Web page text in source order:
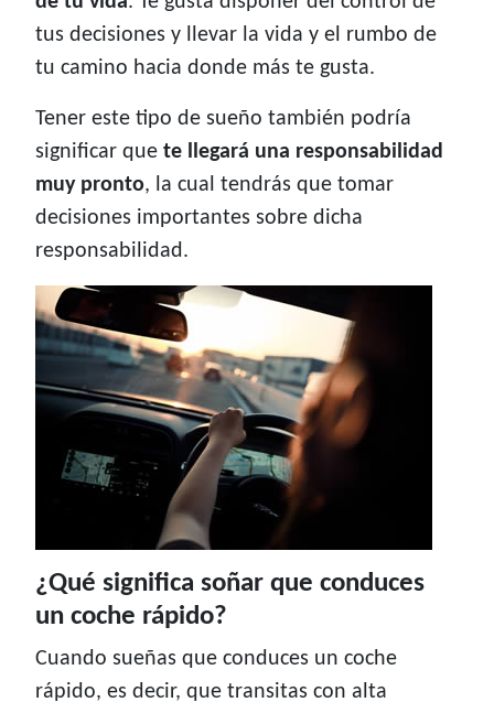
tus decisiones y llevar la vida y el rumbo de
tu camino hacia donde más te gusta.
Tener este tipo de sueño también podría
significar que te llegará una responsabilidad
muy pronto, la cual tendrás que tomar
decisiones importantes sobre dicha
responsabilidad.
¿Qué significa soñar que conduces
un coche rápido?
Cuando sueñas que conduces un coche
rápido, es decir, que transitas con alta